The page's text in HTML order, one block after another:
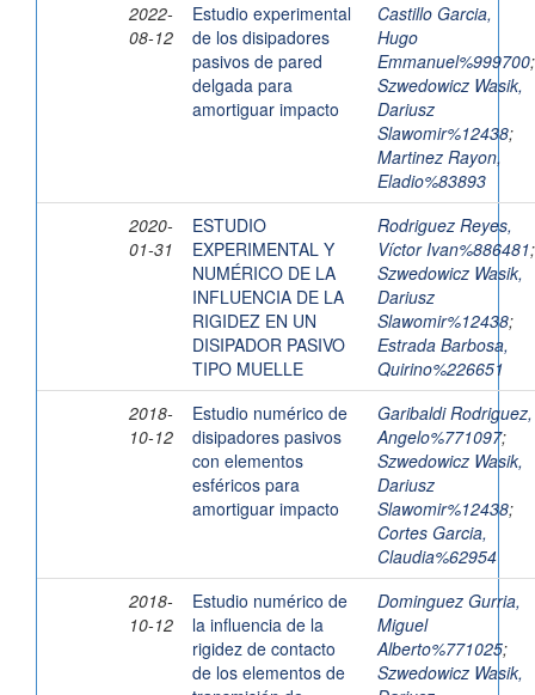
2022-
08-12
Estudio experimental
de los disipadores
pasivos de pared
delgada para
amortiguar impacto
Castillo Garcia,
Hugo
Emmanuel%999700;
Szwedowicz Wasik,
Dariusz
Slawomir%12438;
Martinez Rayon,
Eladio%83893
2020-
01-31
ESTUDIO
EXPERIMENTAL Y
NUMÉRICO DE LA
INFLUENCIA DE LA
RIGIDEZ EN UN
DISIPADOR PASIVO
TIPO MUELLE
Rodriguez Reyes,
Víctor Ivan%886481;
Szwedowicz Wasik,
Dariusz
Slawomir%12438;
Estrada Barbosa,
Quirino%226651
2018-
10-12
Estudio numérico de
disipadores pasivos
con elementos
esféricos para
amortiguar impacto
Garibaldi Rodriguez,
Angelo%771097;
Szwedowicz Wasik,
Dariusz
Slawomir%12438;
Cortes Garcia,
Claudia%62954
2018-
10-12
Estudio numérico de
la influencia de la
rigidez de contacto
de los elementos de
Dominguez Gurria,
Miguel
Alberto%771025;
Szwedowicz Wasik,